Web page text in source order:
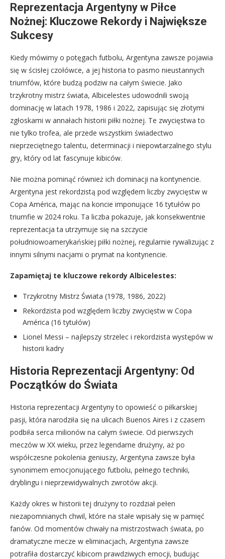
Reprezentacja Argentyny w Piłce
Nożnej: Kluczowe Rekordy i Największe
Sukcesy
Kiedy mówimy o potęgach futbolu, Argentyna zawsze pojawia
się w ścisłej czołówce, a jej historia to pasmo nieustannych
triumfów, które budzą podziw na całym świecie. Jako
trzykrotny mistrz świata, Albicelestes udowodnili swoją
dominację w latach 1978, 1986 i 2022, zapisując się złotymi
zgłoskami w annałach historii piłki nożnej. Te zwycięstwa to
nie tylko trofea, ale przede wszystkim świadectwo
nieprzeciętnego talentu, determinacji i niepowtarzalnego stylu
gry, który od lat fascynuje kibiców.
Nie można pominąć również ich dominacji na kontynencie.
Argentyna jest rekordzistą pod względem liczby zwycięstw w
Copa América, mając na koncie imponujące 16 tytułów po
triumfie w 2024 roku. Ta liczba pokazuje, jak konsekwentnie
reprezentacja ta utrzymuje się na szczycie
południowoamerykańskiej piłki nożnej, regularnie rywalizując z
innymi silnymi nacjami o prymat na kontynencie.
Zapamiętaj te kluczowe rekordy Albicelestes:
Trzykrotny Mistrz Świata (1978, 1986, 2022)
Rekordzista pod względem liczby zwycięstw w Copa
América (16 tytułów)
Lionel Messi – najlepszy strzelec i rekordzista występów w
historii kadry
Historia Reprezentacji Argentyny: Od
Początków do Świata
Historia reprezentacji Argentyny to opowieść o piłkarskiej
pasji, która narodziła się na ulicach Buenos Aires i z czasem
podbiła serca milionów na całym świecie. Od pierwszych
meczów w XX wieku, przez legendarne drużyny, aż po
współczesne pokolenia geniuszy, Argentyna zawsze była
synonimem emocjonującego futbolu, pełnego techniki,
dryblingu i nieprzewidywalnych zwrotów akcji.
Każdy okres w historii tej drużyny to rozdział pełen
niezapomnianych chwil, które na stałe wpisały się w pamięć
fanów. Od momentów chwały na mistrzostwach świata, po
dramatyczne mecze w eliminacjach, Argentyna zawsze
potrafiła dostarczyć kibicom prawdziwych emocji, budując